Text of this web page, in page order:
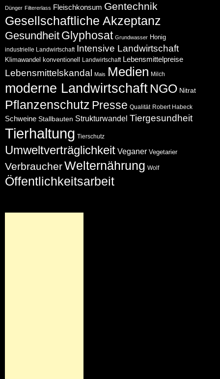
Dünger Filtererlass Fleischkonsum Gentechnik
Gesellschaftliche Akzeptanz
Gesundheit Glyphosat Grundwasser Honig
industrielle Landwirtschaft Intensive Landwirtschaft
Klimawandel konventionell Landwirtschaft Lebensmittelpreise
Lebensmittelskandal Mais Medien Milch
moderne Landwirtschaft NGO Nitrat
Pflanzenschutz Presse Qualität Robert Habeck
Schweine Stallbauten Strukturwandel Tiergesundheit
Tierhaltung Tierschutz
Umweltverträglichkeit Veganer Vegetarier
VerbraucherWelternährung Wolf
Öffentlichkeitsarbeit